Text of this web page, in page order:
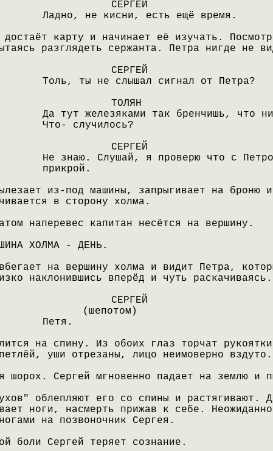
СЕРГЕЙ
Ладно, не кисни, есть ещё время.
достаёт карту и начинает её изучать.
разглядеть сержанта. Петра нигде не
СЕРГЕЙ
Толь, ты не слышал сигнал от Петра?
ТОЛЯН
Да тут железяками так бренчишь, что
Что- случилось?
СЕРГЕЙ
Не знаю. Слушай, я проверю что с
прикрой.
из-под машины, запрыгивает на броню
в сторону холма.
наперевес капитан несётся на вершину.
ХОЛМА - ДЕНЬ.
на вершину холма и видит Петра,
наклонившись вперёд и чуть раскачиваясь.
СЕРГЕЙ
(шепотом)
Петя.
на спину. Из обоих глаз торчат
уши отрезаны, лицо неимоверно вздуто.
шорох. Сергей мгновенно падает на землю и
облепляют его со спины и растягивают.
ноги, насмерть прижав к себе.
на позвоночник Сергея.
боли Сергей теряет сознание.